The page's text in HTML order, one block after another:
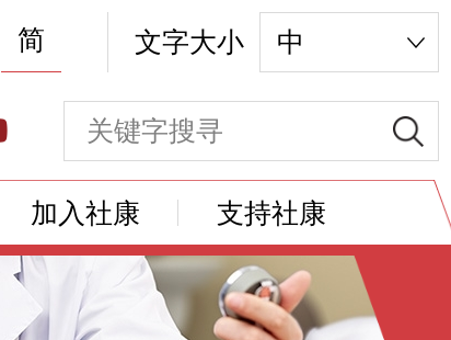
简 文字大小 中
加入社康 支持社康